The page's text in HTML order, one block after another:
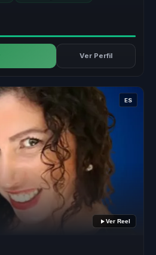
Ver Perfil
ES
Ver Reel